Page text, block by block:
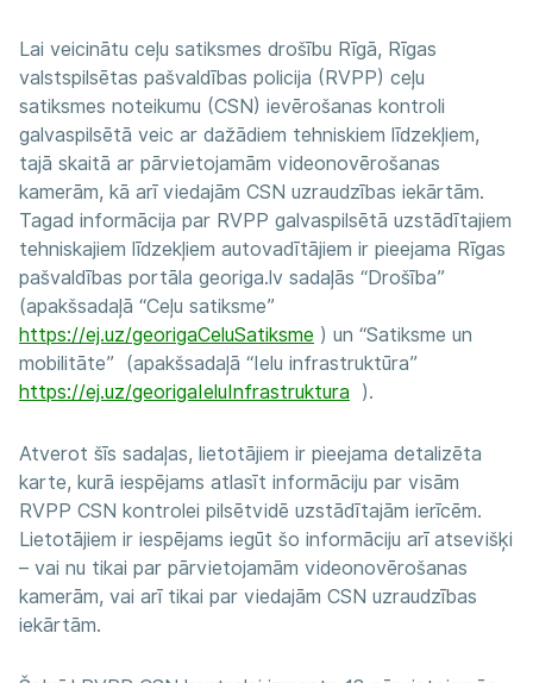
Lai veicinātu ceļu satiksmes drošību Rīgā, Rīgas
valstspilsētas pašvaldības policija (RVPP) ceļu
satiksmes noteikumu (CSN) ievērošanas kontroli
galvaspilsētā veic ar dažādiem tehniskiem līdzekļiem,
tajā skaitā ar pārvietojamām videonovērošanas
kamerām, kā arī viedajām CSN uzraudzības iekārtām.
Tagad informācija par RVPP galvaspilsētā uzstādītajiem
tehniskajiem līdzekļiem autovadītājiem ir pieejama Rīgas
pašvaldības portāla georiga.lv sadaļās “Drošība”
(apakšsadaļā “Ceļu satiksme”
https://ej.uz/georigaCeluSatiksme ) un “Satiksme un
mobilitāte” (apakšsadaļā “Ielu infrastruktūra”
https://ej.uz/georigaIeluInfrastruktura ).
Atverot šīs sadaļas, lietotājiem ir pieejama detalizēta
karte, kurā iespējams atlasīt informāciju par visām
RVPP CSN kontrolei pilsētvidē uzstādītajām ierīcēm.
Lietotājiem ir iespējams iegūt šo informāciju arī atsevišķi
– vai nu tikai par pārvietojamām videonovērošanas
kamerām, vai arī tikai par viedajām CSN uzraudzības
iekārtām.